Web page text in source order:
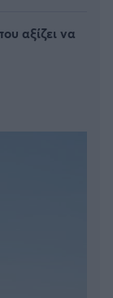
αξίζει να